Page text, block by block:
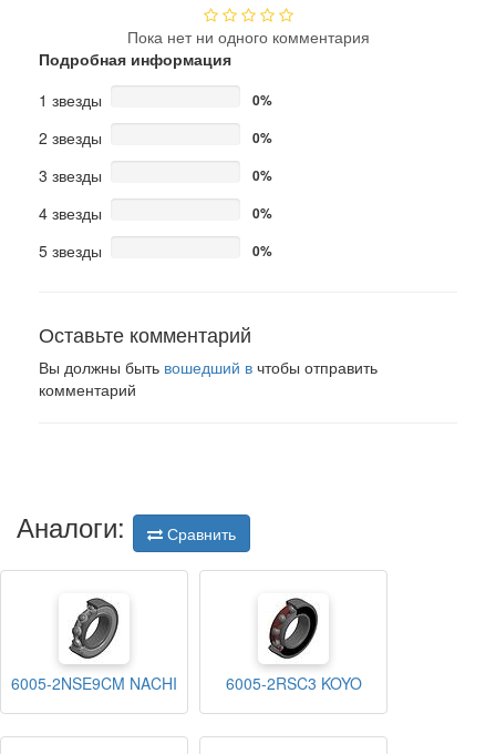
Пока нет ни одного комментария
Подробная информация
1 звезды
0%
2 звезды 0%
3 звезды 0%
4 звезды 0%
5 звезды 0%
Оставьте комментарий
Вы должны быть вошедший в чтобы отправить
комментарий
Аналоги: Сравнить
6005-2NSE9CM NACHI 6005-2RSC3 KOYO